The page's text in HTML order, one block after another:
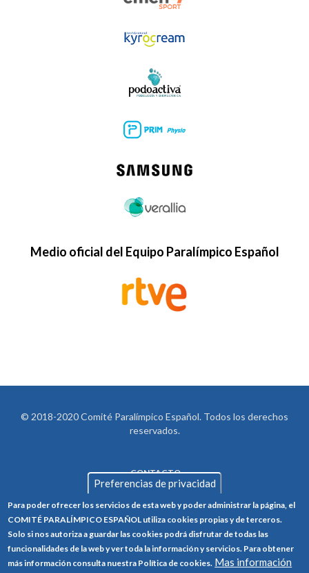
Medio oficial del Equipo Paralímpico Español
© 2018-2020 Comité Paralímpico Español. Todos los derechos
reservados.
FOOTER
CONTACTO
POLÍTICA DE PRIVACIDAD
POLÍTICA DE COOKIES
CANAL ÉTICO
Preferencias de privacidad
Para poder ofrecer los servicios de esta web y poder administrar la página, el
COMITÉ PARALÍMPICO ESPAÑOL utiliza cookies propias y de terceros.
Solo si nos autoriza a guardar las cookies podrá disfrutar de todas las
funcionalidades de la web y ver toda la información y servicios. Para obtener
más información consulta nuestra Política de cookies. Mas información